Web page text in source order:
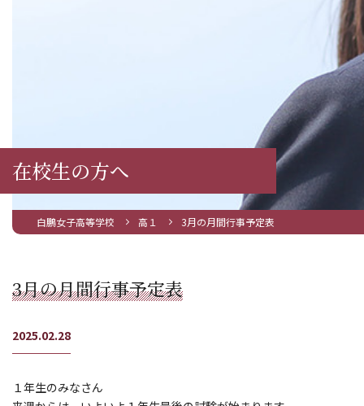
在校生の方へ
白鵬女子高等学校 高１ 3月の月間行事予定表
3月の月間行事予定表
2025.02.28
１年生のみなさん